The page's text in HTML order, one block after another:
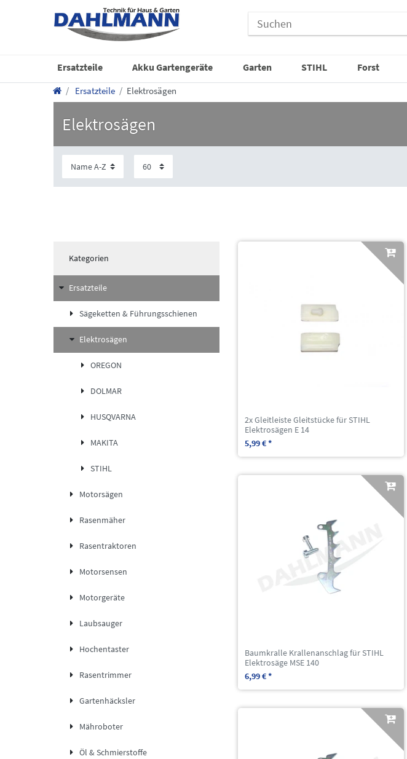
Ersatzteile Akku Gartengeräte Garten STIHL Forst
Ersatzteile Elektrosägen
Elektrosägen
Kategorien
Ersatzteile
Sägeketten & Führungsschienen
Elektrosägen
OREGON
DOLMAR
HUSQVARNA
MAKITA
STIHL
Motorsägen
Rasenmäher
Rasentraktoren
Motorsensen
Motorgeräte
Laubsauger
Hochentaster
Rasentrimmer
Gartenhäcksler
Mähroboter
Öl & Schmierstoffe
2x Gleitleiste Gleitstücke für STIHL
Elektrosägen E 14
5,99 € *
Baumkralle Krallenanschlag für STIHL
Elektrosäge MSE 140
6,99 € *